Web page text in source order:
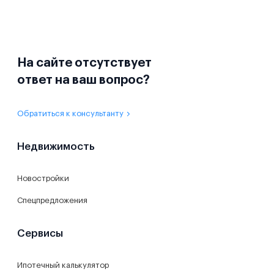
На сайте отсутствует
ответ на ваш вопрос?
Обратиться к консультанту
Недвижимость
Новостройки
Спецпредложения
Сервисы
Ипотечный калькулятор